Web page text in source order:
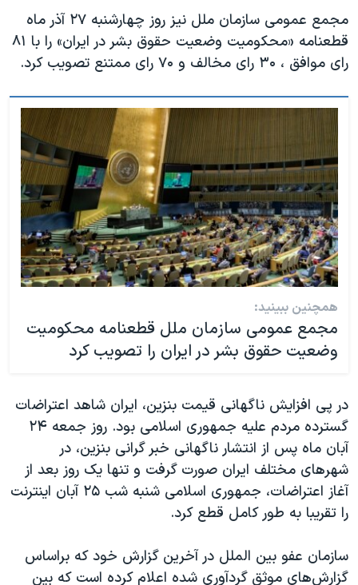
مجمع عمومی سازمان ملل نیز روز چهارشنبه ۲۷ آذر ماه
قطعنامه «محکومیت وضعیت حقوق بشر در ایران» را با ۸۱
رای موافق ، ۳۰ رای مخالف و ۷۰ رای ممتنع تصویب کرد.
همچنین ببینید:
مجمع عمومی سازمان ملل قطعنامه محکومیت
وضعیت حقوق بشر در ایران را تصویب کرد
در پی افزایش ناگهانی قیمت بنزین، ایران شاهد اعتراضات
گسترده مردم علیه جمهوری اسلامی بود. روز جمعه ۲۴
آبان ماه پس از انتشار ناگهانی خبر گرانی بنزین، در
شهرهای مختلف ایران صورت گرفت و تنها یک روز بعد از
آغاز اعتراضات، جمهوری اسلامی شنبه شب ۲۵ آبان اینترنت
را تقریبا به طور کامل قطع کرد.
سازمان عفو بین الملل در آخرین گزارش خود که براساس
گزارش‌های موثق گردآوری شده اعلام کرده است که بین